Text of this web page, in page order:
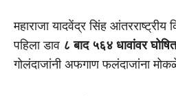
महाराजा यादवेंद्र सिंह
पहिला डाव ८ बाद ५६४ धावांवर घोषित
गोलंदाजांनी अफगाण फलंदाजांना